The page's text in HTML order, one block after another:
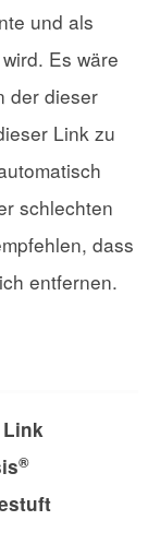
und als
Es wäre
der dieser
Link zu
schlechten
dass
entfernen.
Link
®